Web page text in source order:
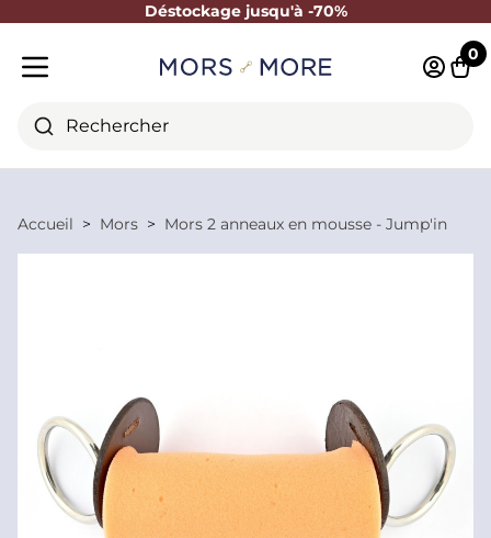
Déstockage jusqu'à -70%
Fermer
Rechercher
0
Accueil Mors Mors 2 anneaux en mousse - Jump'in